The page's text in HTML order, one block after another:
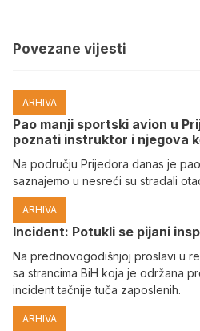
Povezane vijesti
ARHIVA
Pao manji sportski avion u
poznati instruktor i njegova
Na području Prijedora danas je
saznajemo u nesreći su stradali
ARHIVA
Incident: Potukli se pijani
Na prednovogodišnjoj proslavi u
sa strancima BiH koja je održana
incident tačnije tuča zaposlenih.
ARHIVA